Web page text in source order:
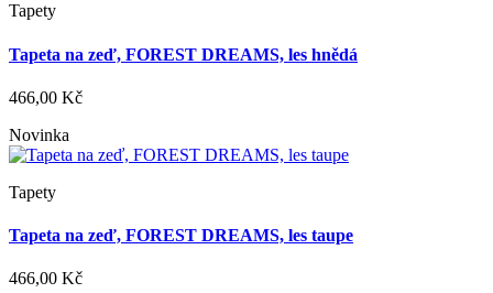
Tapety
Tapeta na zeď, FOREST DREAMS, les hnědá
466,00 Kč
Novinka
Tapety
Tapeta na zeď, FOREST DREAMS, les taupe
466,00 Kč